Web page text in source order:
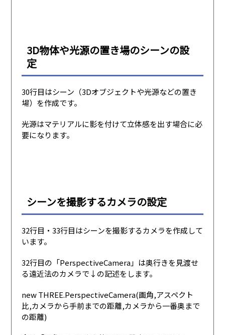
3D物体や光源の置き場のシーンの設
定
30行目はシーン（3Dオブジェクトや光源などの置き
場）を作成です。
光源はマテリアルに影を付けて立体感を出す場合に必
要になります。
シーンを撮影するカメラの設定
32行目・33行目はシーンを撮影するカメラを作成して
います。
32行目の「PerspectiveCamera」は奥行きを見渡せ
る遠近法のカメラで↓の記述をします。
new THREE.PerspectiveCamera(画角,アスペクト
比,カメラから手前までの距離,カメラから一番奥まで
の距離)